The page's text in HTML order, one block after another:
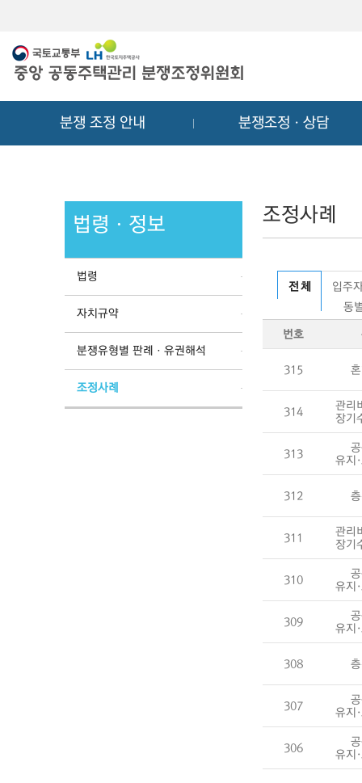
분쟁 조정 안내 분쟁조정ㆍ상담
법령ㆍ정보
법령
자치규약
분쟁유형별 판례ㆍ유권해석
조정사례
조정사례
전 체
입주
동
번호
315
314
관리
장기
313
유지
312
311
관리
장기
310
유지
309
유지
308
307
유지
306
유지